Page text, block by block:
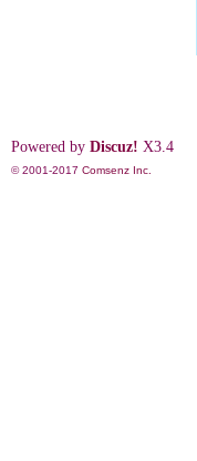
Powered by Discuz! X3.4
© 2001-2017 Comsenz Inc.